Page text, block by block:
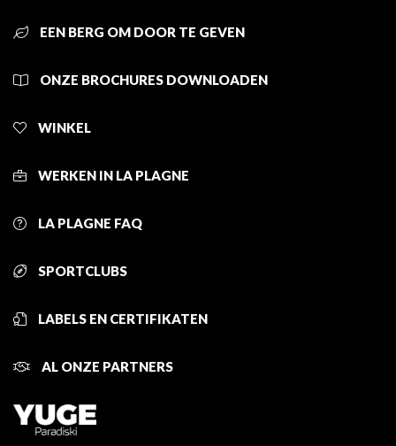
EEN BERG OM DOOR TE GEVEN
ONZE BROCHURES DOWNLOADEN
WINKEL
WERKEN IN LA PLAGNE
LA PLAGNE FAQ
SPORTCLUBS
LABELS EN CERTIFIKATEN
AL ONZE PARTNERS